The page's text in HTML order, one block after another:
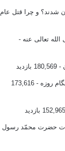
شدند؟ و چرا قتل عام
تعالی عنه -
- 180,569 بازدید
روزه
- 173,616
حضرت محمّد رسول